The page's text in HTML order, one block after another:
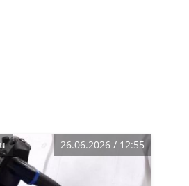
26.06.2026 / 12:55